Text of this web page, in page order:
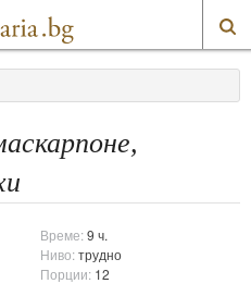
Време:9 ч.
Ниво:трудно
Порции: 12